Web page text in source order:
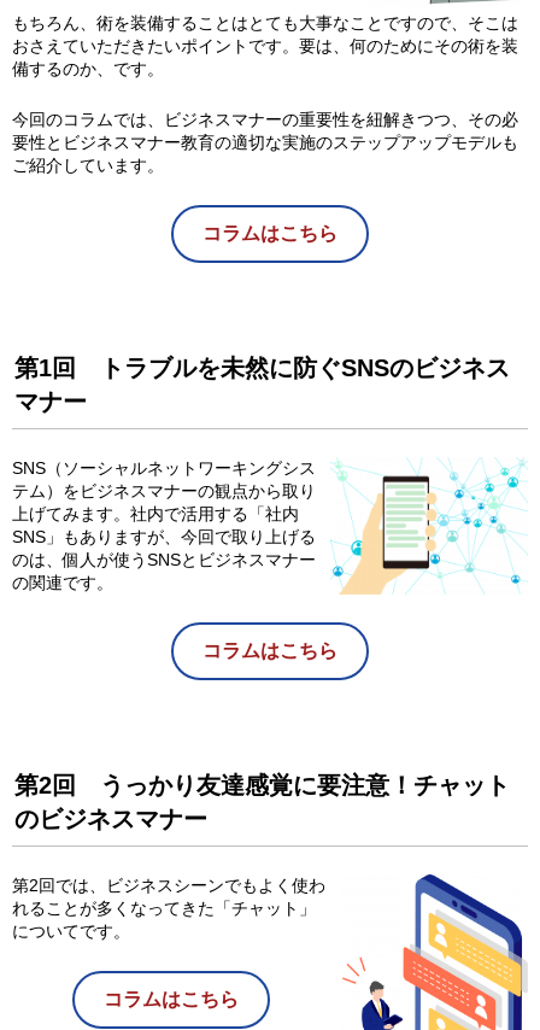
もちろん、術を装備することはとても大事なことですので、そこは
おさえていただきたいポイントです。要は、何のためにその術を装
備するのか、です。
今回のコラムでは、ビジネスマナーの重要性を紐解きつつ、その必
要性とビジネスマナー教育の適切な実施のステップアップモデルも
ご紹介しています。
コラムはこちら
第1回 トラブルを未然に防ぐSNSのビジネス
マナー
SNS（ソーシャルネットワーキングシス
テム）をビジネスマナーの観点から取り
上げてみます。社内で活用する「社内
SNS」もありますが、今回で取り上げる
のは、個人が使うSNSとビジネスマナー
の関連です。
コラムはこちら
第2回 うっかり友達感覚に要注意！チャット
のビジネスマナー
第2回では、ビジネスシーンでもよく使わ
れることが多くなってきた「チャット」
についてです。
コラムはこちら